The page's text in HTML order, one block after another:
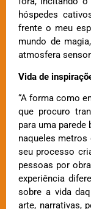
hóspedes
frente o meu
mundo de
atmosfera
Vida de
“A forma como
que procuro
para uma
naqueles metros
seu processo
pessoas por
experiência
sobre a vida
arte, narrativas,